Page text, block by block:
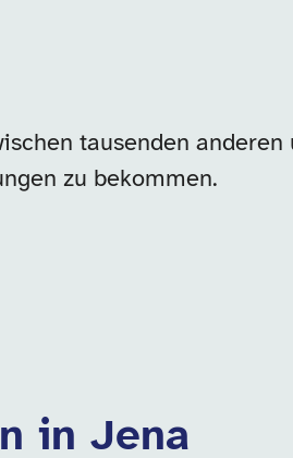
tausenden anderen
zu bekommen.
in Jena